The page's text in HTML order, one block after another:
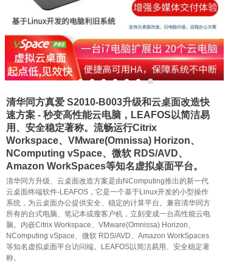
清华同方真爱 S2010-B003升级和云桌面改造快
速方案 - 秒变高性能云电脑，LEAFOS以简洁易
用、安全稳定著称。流畅运行Citrix
Workspace、VMware(Omnissa) Horizon、
NComputing vSpace、微软 RDS/AVD、
Amazon WorkSpaces等知名虚拟桌面平台。
清华同方升级、云桌面改造方案是由NComputing推出的新一代
云桌面终端软件-LEAFOS，它是一个基于Linux开发的小型操作
系统，为云桌面办公提供安全、稳定的计算平台。兼容清华同方
所有的台式电脑、笔记本或瘦客户机，立刻变成一台高性能云电
脑。内嵌Citrix Workspace、VMware(Omnissa) Horizon、
NComputing vSpace、微软 RDS/AVD、Amazon WorkSpaces
等知名虚拟桌面平台访问端。LEAFOS以简洁易用、安全稳定著
称。